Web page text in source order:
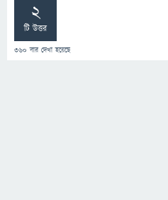
2
টি উত্তর
360 বার দেখা হয়েছে